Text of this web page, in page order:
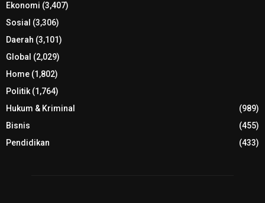
Ekonomi (3,407)
Sosial (3,306)
Daerah (3,101)
Global (2,029)
Home (1,802)
Politik(1,764)
Hukum & Kriminal
(989)
Bisnis
(455)
Pendidikan
(433)